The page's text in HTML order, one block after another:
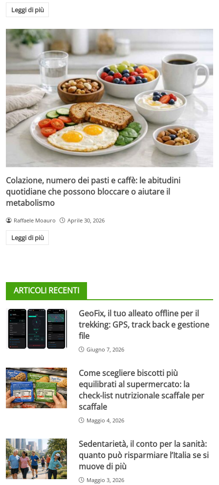
Leggi di più
Colazione, numero dei pasti e caffè: le abitudini
quotidiane che possono bloccare o aiutare il
metabolismo
Raffaele Moauro Aprile 30, 2026
Leggi di più
ARTICOLI RECENTI
GeoFix, il tuo alleato offline per il
trekking: GPS, track back e gestione
file
Giugno 7, 2026
Come scegliere biscotti più
equilibrati al supermercato: la
check-list nutrizionale scaffale per
scaffale
Maggio 4, 2026
Sedentarietà, il conto per la sanità:
quanto può risparmiare l’Italia se si
muove di più
Maggio 3, 2026